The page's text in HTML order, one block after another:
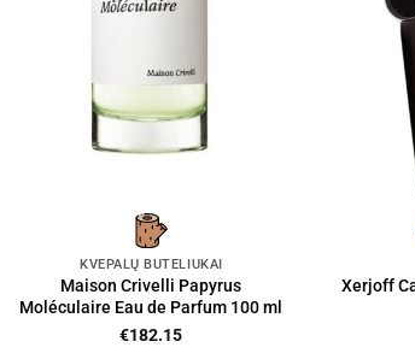
KVEPALŲ BUTELIUKAI
Maison Crivelli Papyrus
Moléculaire Eau de Parfum 100 ml
€182.15
Xerjoff